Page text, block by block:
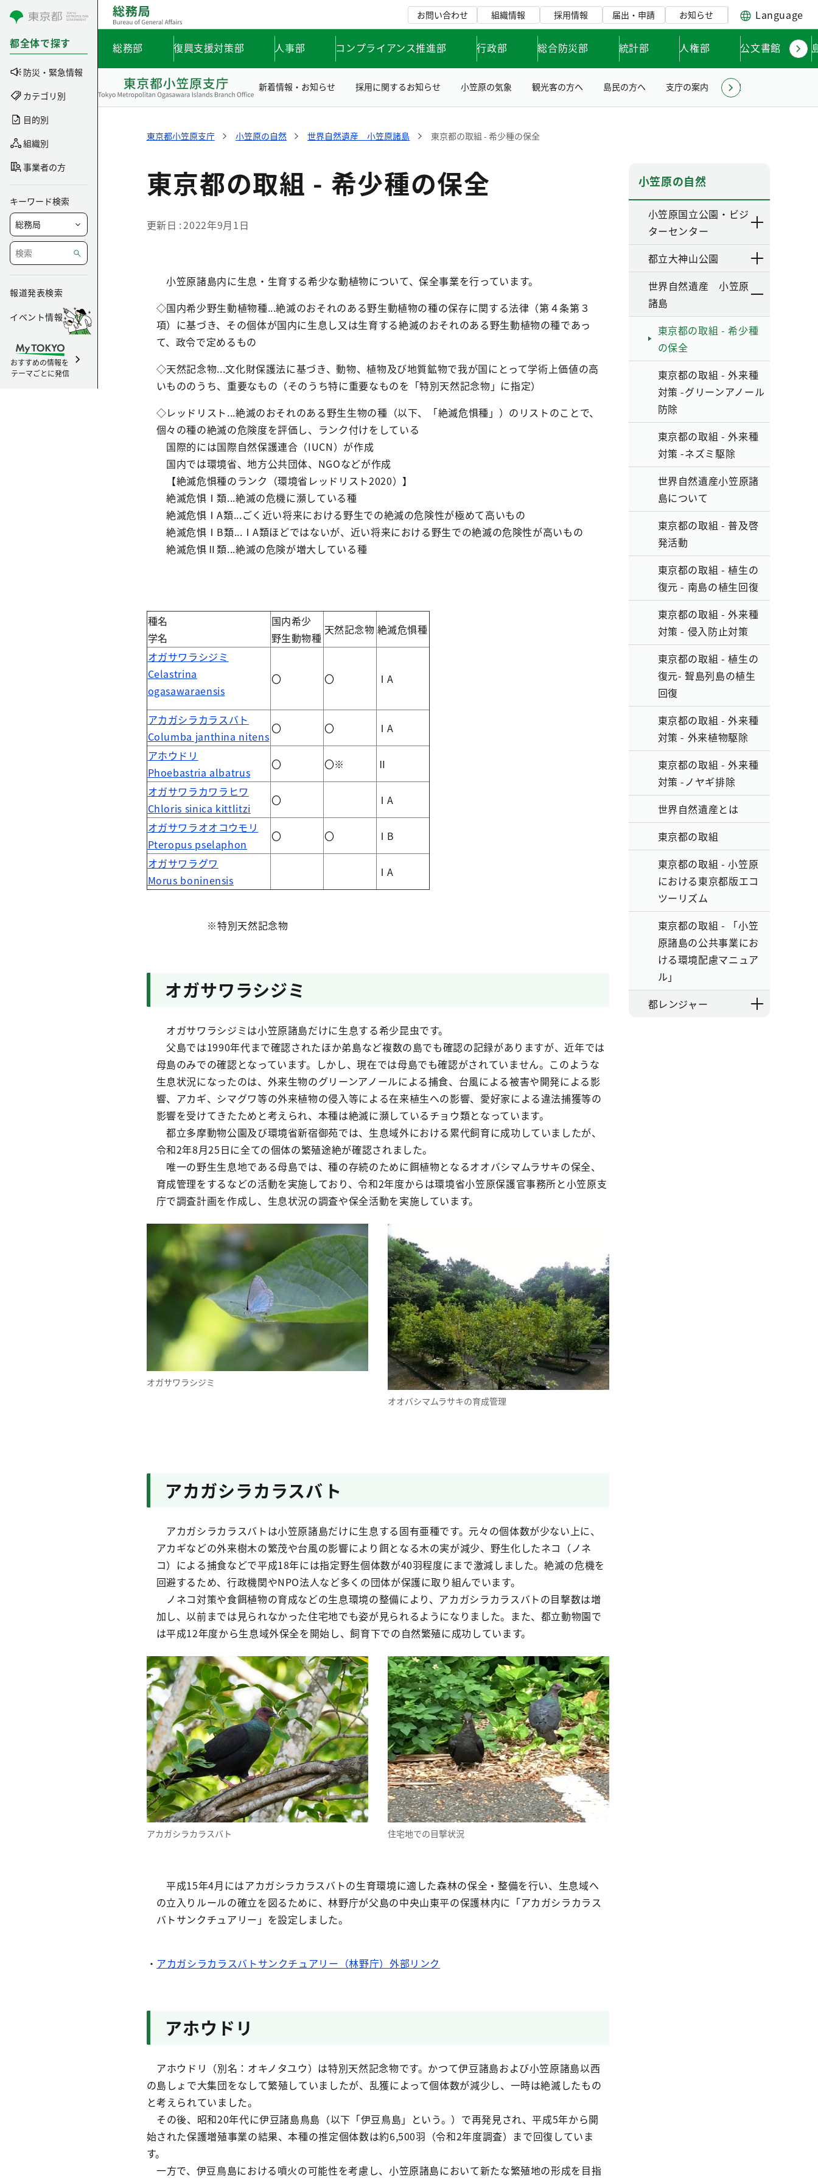
コンテンツにスキップ
都全体で探す
防災・緊急情報
カテゴリ別
目的別
組織別
事業者の方
キーワード検索
報道発表検索
イベント情報
おすすめの情報を
テーマごとに発信
お問い合わせ 組織情報 採用情報 届出・申請 お知らせ Language
総務部 復興支援対策部 人事部 コンプライアンス推進部 行政部 総合防災部 統計部 人権部 公文書館
新着情報・お知らせ 採用に関するお知らせ 小笠原の気象 観光客の方へ 島民の方へ 支庁の案内 小笠原亜熱帯農業セン
東京都小笠原支庁 小笠原の自然 世界自然遺産 小笠原諸島 東京都の取組 - 希少種の保全
東京都の取組 - 希少種の保全
更新日 2022年9月1日
小笠原諸島内に生息・生育する希少な動植物について、保全事業を行っています。
◇国内希少野生動植物種...絶滅のおそれのある野生動植物の種の保存に関する法律（第４条第３
項）に基づき、その個体が国内に生息し又は生育する絶滅のおそれのある野生動植物の種であっ
て、政令で定めるもの
◇天然記念物...文化財保護法に基づき、動物、植物及び地質鉱物で我が国にとって学術上価値の高
いもののうち、重要なもの（そのうち特に重要なものを「特別天然記念物」に指定）
◇レッドリスト...絶滅のおそれのある野生生物の種（以下、「絶滅危惧種」）のリストのことで、
個々の種の絶滅の危険度を評価し、ランク付けをしている
国際的には国際自然保護連合（IUCN）が作成
国内では環境省、地方公共団体、NGOなどが作成
【絶滅危惧種のランク（環境省レッドリスト2020）】
絶滅危惧Ⅰ類...絶滅の危機に瀕している種
絶滅危惧ⅠA類...ごく近い将来における野生での絶滅の危険性が極めて高いもの
絶滅危惧ⅠB類...ⅠA類ほどではないが、近い将来における野生での絶滅の危険性が高いもの
絶滅危惧Ⅱ類...絶滅の危険が増大している種
種名
学名
国内希少
野生動物種
天然記念物 絶滅危惧種
オガサワラシジミ
Celastrina
ogasawaraensis
〇 〇 ⅠA
アカガシラカラスバト
Columba janthina nitens
〇 〇
ⅠA
アホウドリ
Phoebastria albatrus
〇 〇※
Ⅱ
オガサワラカワラヒワ
Chloris sinica kittlitzi
〇
ⅠA
オガサワラオオコウモリ
Pteropus pselaphon
〇 〇
ⅠB
オガサワラグワ
Morus boninensis
ⅠA
※特別天然記念物
オガサワラシジミ
オガサワラシジミは小笠原諸島だけに生息する希少昆虫です。
父島では1990年代まで確認されたほか弟島など複数の島でも確認の記録がありますが、近年では
母島のみでの確認となっています。しかし、現在では母島でも確認がされていません。このような
生息状況になったのは、外来生物のグリーンアノールによる捕食、台風による被害や開発による影
響、アカギ、シマグワ等の外来植物の侵入等による在来植生への影響、愛好家による違法捕獲等の
影響を受けてきたためと考えられ、本種は絶滅に瀕しているチョウ類となっています。
都立多摩動物公園及び環境省新宿御苑では、生息域外における累代飼育に成功していましたが、
令和2年8月25日に全ての個体の繁殖途絶が確認されました。
唯一の野生生息地である母島では、種の存続のために餌植物となるオオバシマムラサキの保全、
育成管理をするなどの活動を実施しており、令和2年度からは環境省小笠原保護官事務所と小笠原支
庁で調査計画を作成し、生息状況の調査や保全活動を実施しています。
オガサワラシジミ
オオバシマムラサキの育成管理
アカガシラカラスバト
アカガシラカラスバトは小笠原諸島だけに生息する固有亜種です。元々の個体数が少ない上に、
アカギなどの外来樹木の繁茂や台風の影響により餌となる木の実が減少、野生化したネコ（ノネ
コ）による捕食などで平成18年には指定野生個体数が40羽程度にまで激減しました。絶滅の危機を
回避するため、行政機関やNPO法人など多くの団体が保護に取り組んでいます。
ノネコ対策や食餌植物の育成などの生息環境の整備により、アカガシラカラスバトの目撃数は増
加し、以前までは見られなかった住宅地でも姿が見られるようになりました。また、都立動物園で
は平成12年度から生息域外保全を開始し、飼育下での自然繁殖に成功しています。
アカガシラカラスバト 住宅地での目撃状況
平成15年4月にはアカガシラカラスバトの生育環境に適した森林の保全・整備を行い、生息域へ
の立入りルールの確立を図るために、林野庁が父島の中央山東平の保護林内に「アカガシラカラス
バトサンクチュアリー」を設定しました。
・ アカガシラカラスバトサンクチュアリー（林野庁）外部リンク
アホウドリ
アホウドリ（別名：オキノタユウ）は特別天然記念物です。かつて伊豆諸島および小笠原諸島以西
の島しょで大集団をなして繁殖していましたが、乱獲によって個体数が減少し、一時は絶滅したもの
と考えられていました。
その後、昭和20年代に伊豆諸島鳥島（以下「伊豆鳥島」という。）で再発見され、平成5年から開
始された保護増殖事業の結果、本種の推定個体数は約6,500羽（令和2年度調査）まで回復していま
す。
一方で、伊豆鳥島における噴火の可能性を考慮し、小笠原諸島において新たな繁殖地の形成を目指
小笠原の自然
小笠原国立公園・ビジ
ターセンター
都立大神山公園
世界自然遺産 小笠原
諸島
東京都の取組 - 希少種
の保全
東京都の取組 - 外来種
対策 -グリーンアノール
防除
東京都の取組 - 外来種
対策 -ネズミ駆除
世界自然遺産小笠原諸
島について
東京都の取組 - 普及啓
発活動
東京都の取組 - 植生の
復元 - 南島の植生回復
東京都の取組 - 外来種
対策 - 侵入防止対策
東京都の取組 - 植生の
復元- 聟島列島の植生
回復
東京都の取組 - 外来種
対策 - 外来植物駆除
東京都の取組 - 外来種
対策 -ノヤギ排除
世界自然遺産とは
東京都の取組
東京都の取組 - 小笠原
における東京都版エコ
ツーリズム
東京都の取組 - 「小笠
原諸島の公共事業にお
ける環境配慮マニュア
ル」
都レンジャー